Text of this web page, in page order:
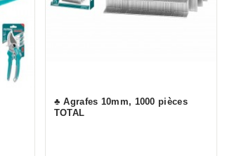
♣ Agrafes 10mm, 1000 pièces
TOTAL